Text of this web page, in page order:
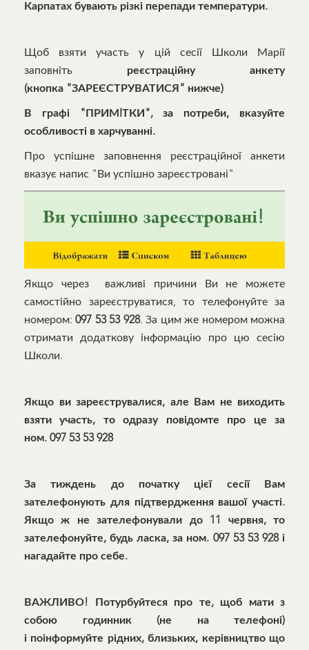
Карпатах бувають різкі перепади температури.
Щоб взяти участь у цій сесії Школи Марії
заповніть реєстраційну анкету
(кнопка "ЗАРЕЄСТРУВАТИСЯ" нижче)
В графі "ПРИМIТКИ", за потреби, вказуйте
особливості в харчуванні.
Про успішне заповнення реєстраційної анкети
вказує напис "Ви успішно зареєстровані"
Якщо через важливі причини Ви не можете
самостійно зареєструватися, то телефонуйте за
номером:097 53 53 928. За цим же номером можна
отримати додаткову інформацію про цю сесію
Школи.
Якщо ви зареєструвалися, але Вам не виходить
взяти участь, то одразу повідомте про це за
ном. 097 53 53 928
За тиждень до початку цієї сесії Вам
зателефонують для підтвердження вашої участі.
Якщо ж не зателефонували до 11 червня, то
зателефонуйте, будь ласка, за ном. 097 53 53 928 і
нагадайте про себе.
ВАЖЛИВО! Потурбуйтеся про те, щоб мати з
собою годинник (не на телефоні)
і поінформуйте рідних, близьких, керівництво що